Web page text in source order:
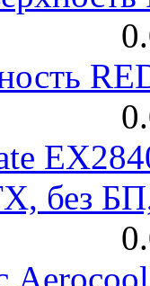
без